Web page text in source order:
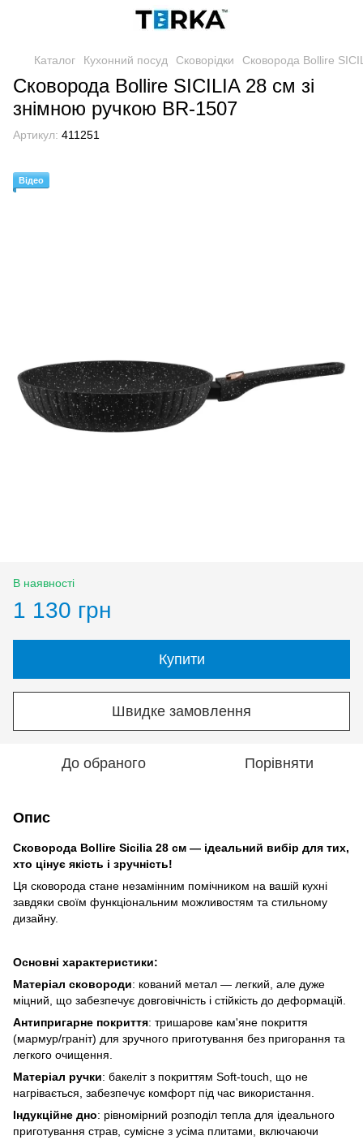
Каталог Кухонний посуд Сковорідки Сковорода Bollire
Сковорода Bollire SICILIA 28 см зі
знімною ручкою BR-1507
Артикул: 411251
Відео
В наявності
1 130 грн
Купити
Швидке замовлення
До обраного Порівняти
Опис
Сковорода Bollire Sicilia 28 см — ідеальний вибір для тих,
хто цінує якість і зручність!
Ця сковорода стане незамінним помічником на вашій кухні
завдяки своїм функціональним можливостям та стильному
дизайну.
Основні характеристики:
Матеріал сковороди: кований метал — легкий, але дуже
міцний, що забезпечує довговічність і стійкість до деформацій.
Антипригарне покриття: тришарове кам'яне покриття
(мармур/граніт) для зручного приготування без пригорання та
легкого очищення.
Матеріал ручки: бакеліт з покриттям Soft-touch, що не
нагрівається, забезпечує комфорт під час використання.
Індукційне дно: рівномірний розподіл тепла для ідеального
приготування страв, сумісне з усіма плитами, включаючи